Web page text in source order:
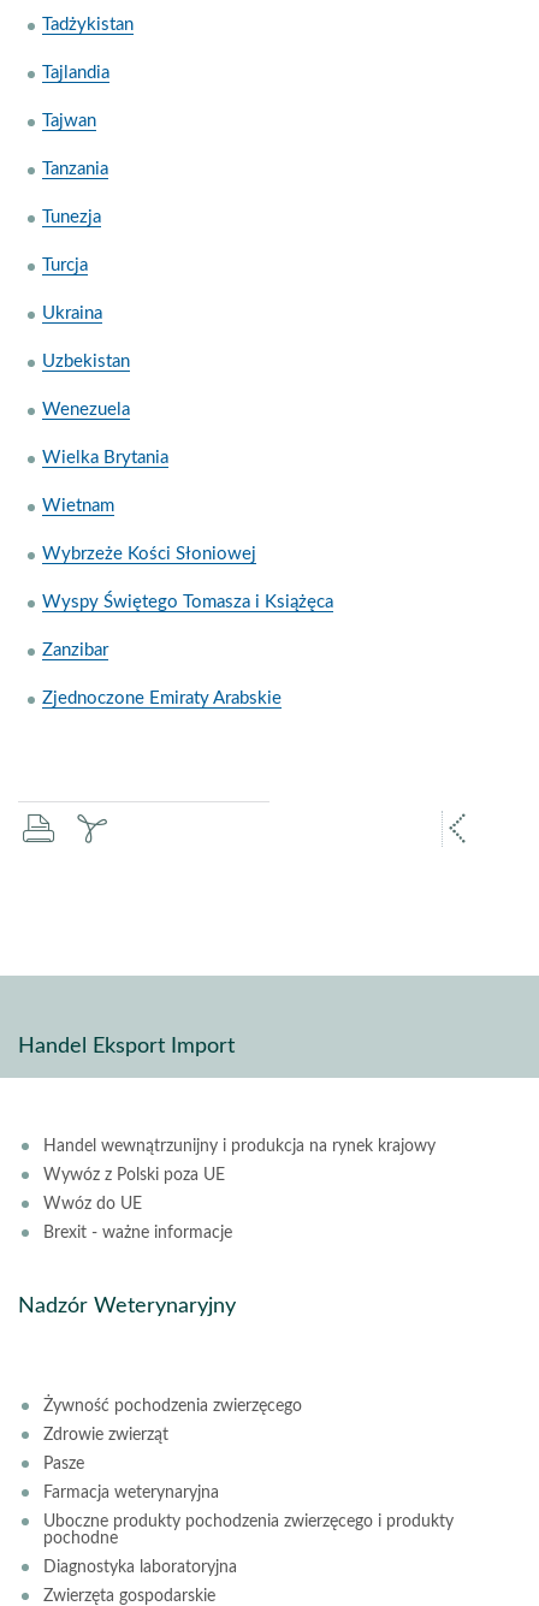
Tadżykistan
Tajlandia
Tajwan
Tanzania
Tunezja
Turcja
Ukraina
Uzbekistan
Wenezuela
Wielka Brytania
Wietnam
Wybrzeże Kości Słoniowej
Wyspy Świętego Tomasza i Książęca
Zanzibar
Zjednoczone Emiraty Arabskie
drukujzapisz
Handel Eksport Import
Handel wewnątrzunijny i produkcja na rynek krajowy
Wywóz z Polski poza UE
Wwóz do UE
Brexit - ważne informacje
Nadzór Weterynaryjny
Żywność pochodzenia zwierzęcego
Zdrowie zwierząt
Pasze
Farmacja weterynaryjna
Uboczne produkty pochodzenia zwierzęcego i produkty
pochodne
Diagnostyka laboratoryjna
Zwierzęta gospodarskie